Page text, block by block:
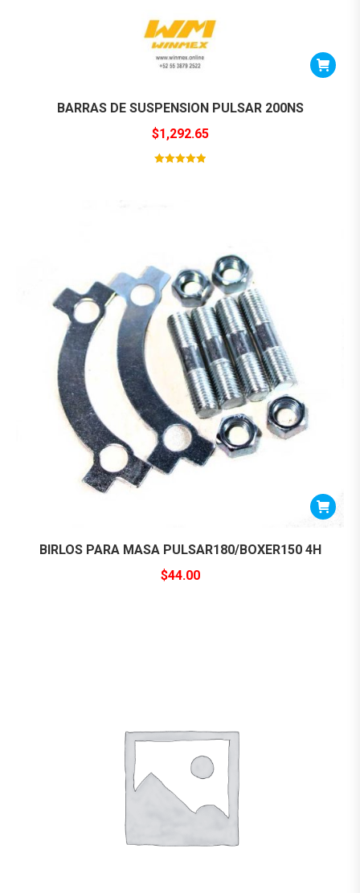
BARRAS DE SUSPENSION PULSAR 200NS
$1,292.65
BIRLOS PARA MASA PULSAR180/BOXER150 4H
$44.00